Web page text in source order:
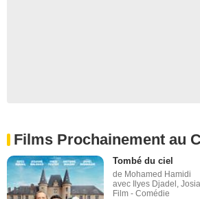
Films Prochainement au
Tombé du ciel
de Mohamed Hamidi
avec Ilyes Djadel,
Film - Comédie